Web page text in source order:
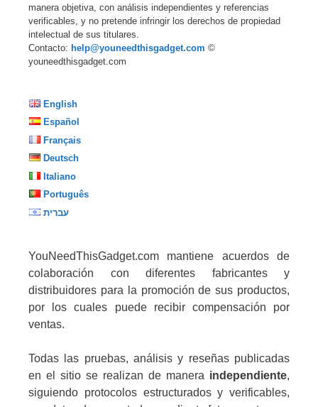
manera objetiva, con análisis independientes y referencias
verificables, y no pretende infringir los derechos de propiedad
intelectual de sus titulares.
Contacto: help@youneedthisgadget.com ©
youneedthisgadget.com
English
Español
Français
Deutsch
Italiano
Português
עברית
YouNeedThisGadget.com mantiene acuerdos de
colaboración con diferentes fabricantes y
distribuidores para la promoción de sus productos,
por los cuales puede recibir compensación por
ventas.
Todas las pruebas, análisis y reseñas publicadas
en el sitio se realizan de manera independiente,
siguiendo protocolos estructurados y verificables,